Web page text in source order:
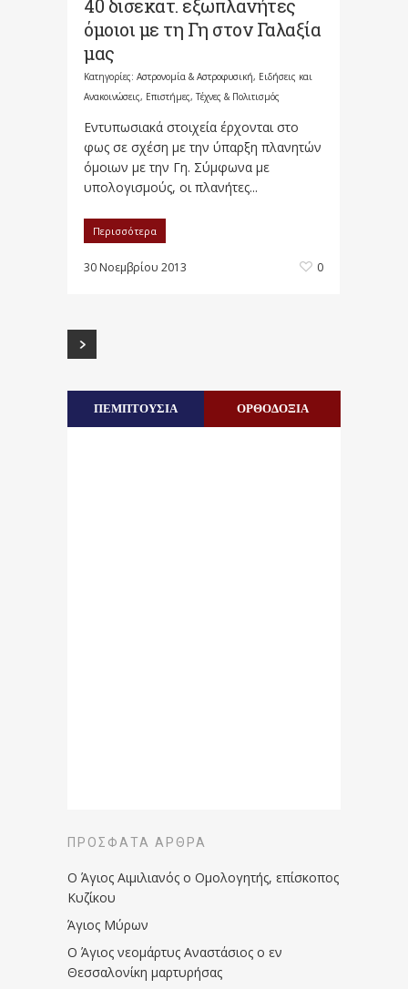
40 δισεκατ. εξωπλανήτες
όμοιοι με τη Γη στον Γαλαξία
μας
Κατηγορίες: Αστρονομία & Αστροφυσική, Ειδήσεις και
Ανακοινώσεις, Επιστήμες, Τέχνες & Πολιτισμός
Εντυπωσιακά στοιχεία έρχονται στο
φως σε σχέση με την ύπαρξη πλανητών
όμοιων με την Γη. Σύμφωνα με
υπολογισμούς, οι πλανήτες...
Περισσότερα
30 Νοεμβρίου 2013 0
ΠΕΜΠΤΟΥΣΙΑ ΟΡΘΟΔΟΞΙΑ
ΠΡΌΣΦΑΤΑ ΆΡΘΡΑ
Ο Άγιος Αιμιλιανός ο Ομολογητής, επίσκοπος
Κυζίκου
Άγιος Μύρων
Ο Άγιος νεομάρτυς Αναστάσιος ο εν
Θεσσαλονίκη μαρτυρήσας